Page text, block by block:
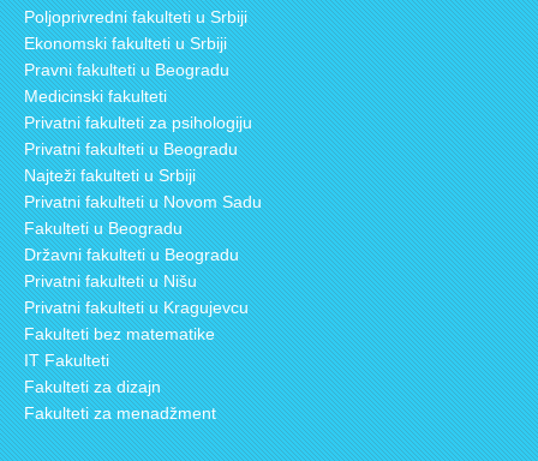
Poljoprivredni fakulteti u Srbiji
Ekonomski fakulteti u Srbiji
Pravni fakulteti u Beogradu
Medicinski fakulteti
Privatni fakulteti za psihologiju
Privatni fakulteti u Beogradu
Najteži fakulteti u Srbiji
Privatni fakulteti u Novom Sadu
Fakulteti u Beogradu
Državni fakulteti u Beogradu
Privatni fakulteti u Nišu
Privatni fakulteti u Kragujevcu
Fakulteti bez matematike
IT Fakulteti
Fakulteti za dizajn
Fakulteti za menadžment